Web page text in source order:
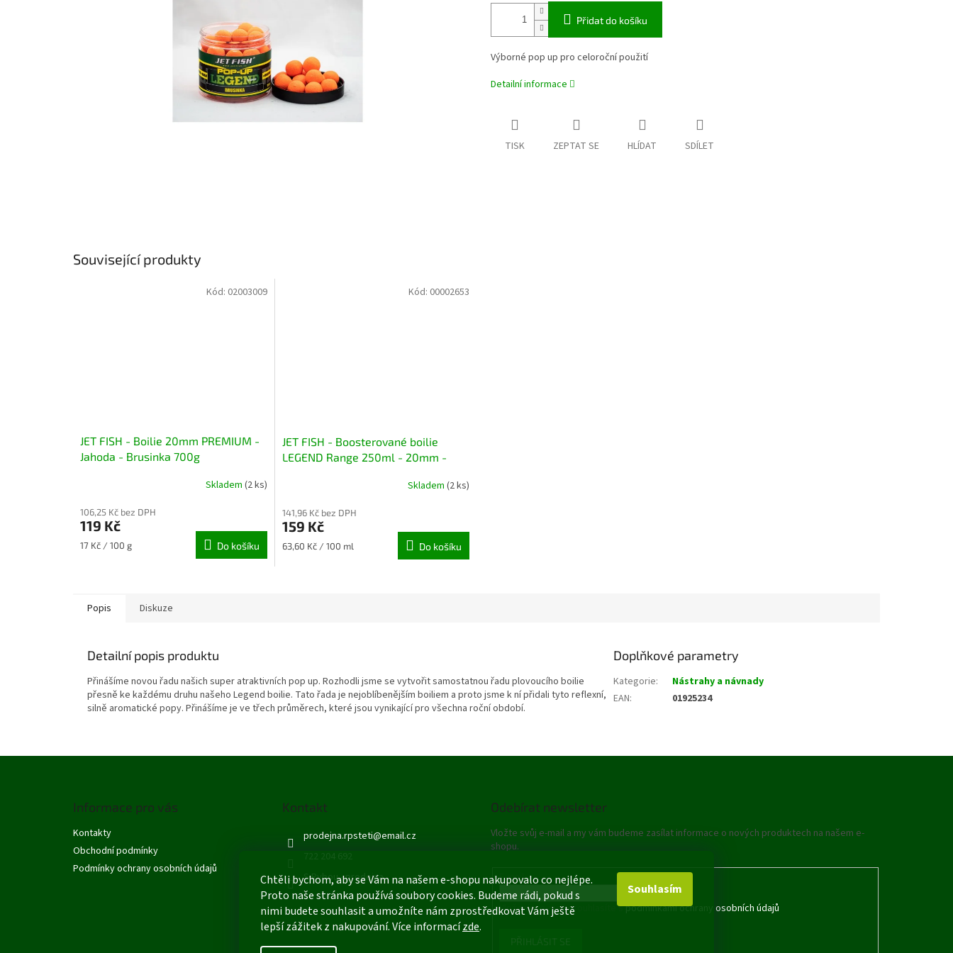
Chtěli bychom, aby se Vám na našem e-shopu nakupovalo co nejlépe.
Proto naše stránka používá soubory cookies. Budeme rádi, pokud s
nimi budete souhlasit a umožníte nám zprostředkovat Vám ještě
lepší zážitek z nakupování. Více informacízde.
Souhlasím
Přidat do košíku
Výborné pop up pro celoroční použití
Detailní informace
TISK ZEPTAT SE HLÍDAT SDÍLET
Související produkty
JET FISH - Boilie 20mm PREMIUM -
Jahoda - Brusinka 700g
Skladem (2 ks)
106,25 Kč bez DPH
119 Kč
Měrná
17 Kč / 100 g Do košíku
Kód: 02003009
JET FISH - Boosterované boilie
LEGEND Range 250ml - 20mm -
Skladem (2 ks)
141,96 Kč bez DPH
159 Kč
Měrná
63,60 Kč / 100 ml Do košíku
Kód: 00002653
Popis Diskuze
Detailní popis produktu
Přinášíme novou řadu našich super atraktivních pop up. Rozhodli jsme se vytvořit samostatnou řadu plovoucího boilie
přesně ke každému druhu našeho Legend boilie. Tato řada je nejoblíbenějším boiliem a proto jsme k ní přidali tyto reflexní,
silně aromatické popy. Přinášíme je ve třech průměrech, které jsou vynikající pro všechna roční období.
Doplňkové parametry
Kategorie:
Nástrahy a návnady
EAN: 01925234
Informace pro vás
Kontakty
Obchodní podmínky
Podmínky ochrany osobních údajů
Kontakt
prodejna.rpsteti@email.cz
S Rybou - prodejna
Odebírat newsletter
Vložte svůj e-mail a my vám budeme zasílat informace o nových produktech na našem e-
shopu.
E-mail
Vložením e-mailu souhlasíte spodmínkami ochrany osobních údajů